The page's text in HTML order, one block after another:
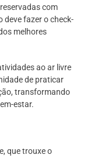
com
deve fazer o check-
melhores
ao ar livre
de praticar
transformando
estar.
que trouxe o